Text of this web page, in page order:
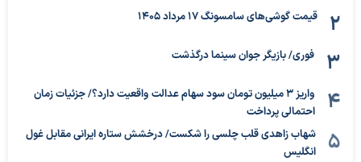
قیمت گوشی‌های سامسونگ 17 مرداد 1405
فوری/ بازیگر جوان سینما درگذشت
واریز ۳ میلیون تومان سود سهام عدالت واقعیت دارد؟/ جزئیات زمان
احتمالی پرداخت
شهاب زاهدی قلب چلسی را شکست/ درخشش ستاره ایرانی مقابل غول
انگلیس